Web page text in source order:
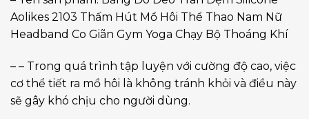
Aolikes 2103 Thấm Hút Mồ Hôi Thể Thao Nam Nữ
Headband Co Giãn Gym Yoga Chạy Bộ Thoáng Khí
– – Trong quá trình tập luyện với cường độ cao, việc
cơ thể tiết ra mồ hôi là không tránh khỏi và điều này
sẽ gây khó chịu cho người dùng.